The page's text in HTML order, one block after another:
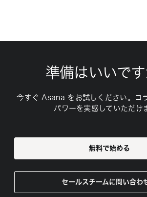
準備はいいです
今すぐ Asana をお試しください。コ
パワーを実感していただけ
無料で始める
セールスチームに問い合わ